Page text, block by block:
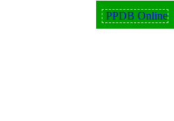
PPDB Online